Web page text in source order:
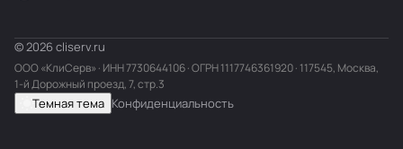
© 2026 cliserv.ru
ООО «КлиСерв» · ИНН7730644106· ОГРН 1117746361920 · 117545, Москва,
1-й Дорожный проезд, 7, стр.3
Темная тема Конфиденциальность